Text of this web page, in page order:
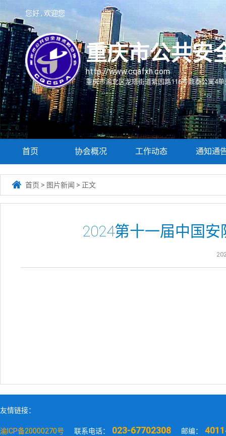
您好 , 欢迎您
重庆市公共安
http://www.cqafxh.com
重庆市渝北区龙塔街道紫园路116号鼎泰公寓4单
首页 协会概况 工作动态 通知通
 首页 > 图片新闻 > 正文
2024第十一届中国
友情链接：
渝ICP备20000270号 联系电话： 023-67702308 邮编：